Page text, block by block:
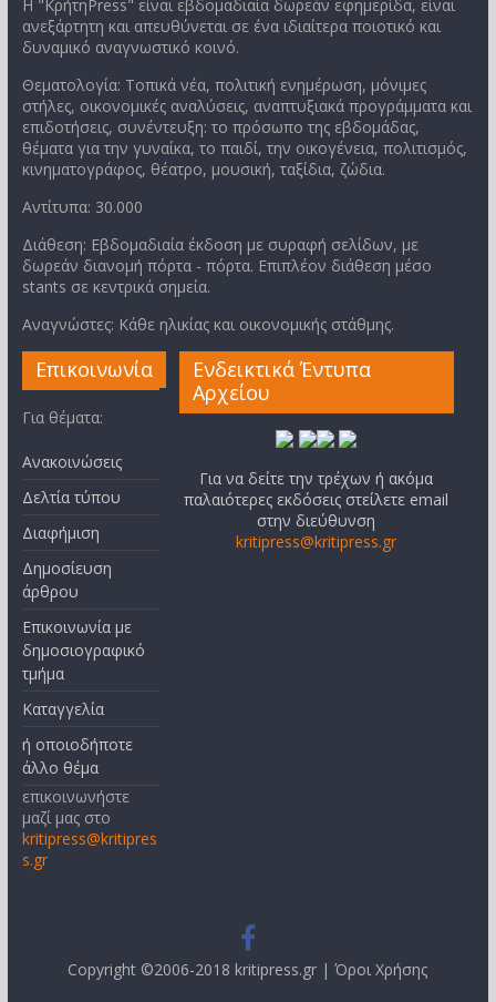
Η "ΚρήτηPress" είναι εβδομαδιαία δωρεάν εφημερίδα, είναι
ανεξάρτητη και απευθύνεται σε ένα ιδιαίτερα ποιοτικό και
δυναμικό αναγνωστικό κοινό.
Θεματολογία: Τοπικά νέα, πολιτική ενημέρωση, μόνιμες
στήλες, οικονομικές αναλύσεις, αναπτυξιακά προγράμματα και
επιδοτήσεις, συνέντευξη: το πρόσωπο της εβδομάδας,
θέματα για την γυναίκα, το παιδί, την οικογένεια, πολιτισμός,
κινηματογράφος, θέατρο, μουσική, ταξίδια, ζώδια.
Αντίτυπα: 30.000
Διάθεση: Εβδομαδιαία έκδοση με συραφή σελίδων, με
δωρεάν διανομή πόρτα - πόρτα. Επιπλέον διάθεση μέσο
stants σε κεντρικά σημεία.
Αναγνώστες: Κάθε ηλικίας και οικονομικής στάθμης.
Επικοινωνία
Για θέματα:
Ανακοινώσεις
Δελτία τύπου
Διαφήμιση
Δημοσίευση
άρθρου
Επικοινωνία με
δημοσιογραφικό
τμήμα
Καταγγελία
ή οποιοδήποτε
άλλο θέμα
επικοινωνήστε
μαζί μας στο
kritipress@kritipres
s.gr
Ενδεικτικά Έντυπα
Αρχείου
Για να δείτε την τρέχων ή ακόμα
παλαιότερες εκδόσεις στείλετε email
στην διεύθυνση
kritipress@kritipress.gr
Copyright ©2006-2018 kritipress.gr |Όροι Χρήσης